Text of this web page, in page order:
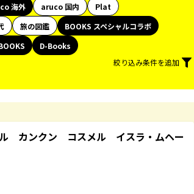
海外 aruco 国内
Plat
旅の図鑑
BOOKS スペシャルコラボ
D-Books
絞り込み条件を追加
カンクン コスメル イスラ・ムヘー